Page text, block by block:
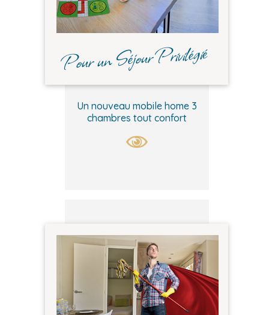
Pour un Séjour Privilégié
Un nouveau mobile home 3
chambres tout confort